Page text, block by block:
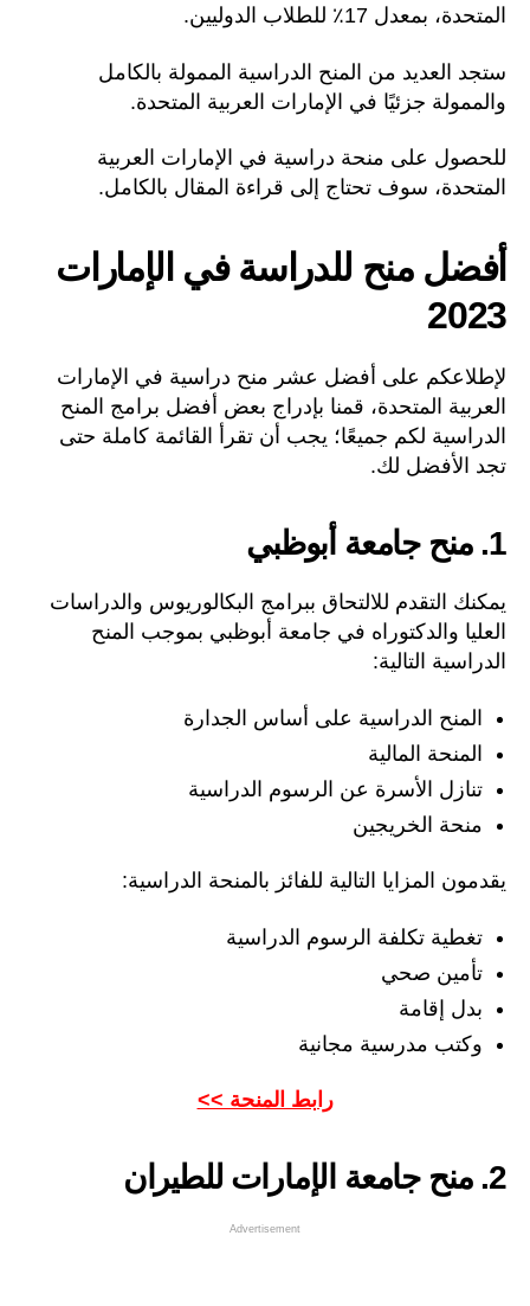
المتحدة، بمعدل 17٪ للطلاب الدوليين.
ستجد العديد من المنح الدراسية الممولة بالكامل
والممولة جزئيًا في الإمارات العربية المتحدة.
للحصول على منحة دراسية في الإمارات العربية
المتحدة، سوف تحتاج إلى قراءة المقال بالكامل.
أفضل منح للدراسة في الإمارات
2023
لإطلاعكم على أفضل عشر منح دراسية في الإمارات
العربية المتحدة، قمنا بإدراج بعض أفضل برامج المنح
الدراسية لكم جميعًا؛ يجب أن تقرأ القائمة كاملة حتى
تجد الأفضل لك.
1. منح جامعة أبوظبي
يمكنك التقدم للالتحاق ببرامج البكالوريوس والدراسات
العليا والدكتوراه في جامعة أبوظبي بموجب المنح
الدراسية التالية:
المنح الدراسية على أساس الجدارة
المنحة المالية
تنازل الأسرة عن الرسوم الدراسية
منحة الخريجين
يقدمون المزايا التالية للفائز بالمنحة الدراسية:
تغطية تكلفة الرسوم الدراسية
تأمين صحي
بدل إقامة
وكتب مدرسية مجانية
رابط المنحة >>
2. منح جامعة الإمارات للطيران
Advertisement